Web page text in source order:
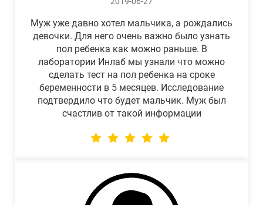
Муж уже давно хотел мальчика, а рождались
девочки. Для него очень важно было узнать
пол ребенка как можно раньше. В
лаборатории Инлаб мы узнали что можно
сделать тест на пол ребенка на сроке
беременности в 5 месяцев. Исследование
подтвердило что будет мальчик. Муж был
счастлив от такой информации